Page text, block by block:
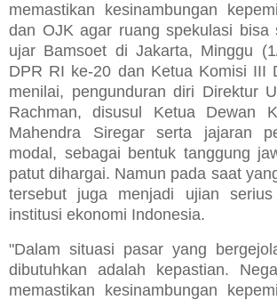
memastikan kesinambungan
dan OJK agar ruang spekulasi bisa
ujar Bamsoet di Jakarta, Minggu
DPR RI ke-20 dan Ketua Komisi III
menilai, pengunduran diri Direktur
Rachman, disusul Ketua Dewan
Mahendra Siregar serta jajaran
modal, sebagai bentuk tanggung
patut dihargai. Namun pada saat
tersebut juga menjadi ujian
institusi ekonomi Indonesia.
"Dalam situasi pasar yang
dibutuhkan adalah kepastian.
memastikan kesinambungan